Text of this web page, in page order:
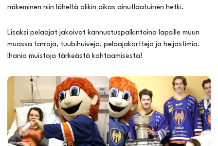
näkeminen niin läheltä olikin aikas ainutlaatuinen hetki.
Lisäksi pelaajat jakoivat kannustuspalkintoina lapsille muun
muassa tarroja, tuubihuiveja, pelaajakortteja ja heijastimia.
Ihania muistoja tärkeästä kohtaamisesta!